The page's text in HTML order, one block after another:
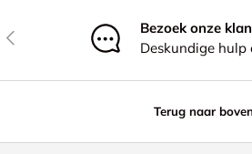
Vorige
Bezoek onze
Deskundige hulp
Terug naar